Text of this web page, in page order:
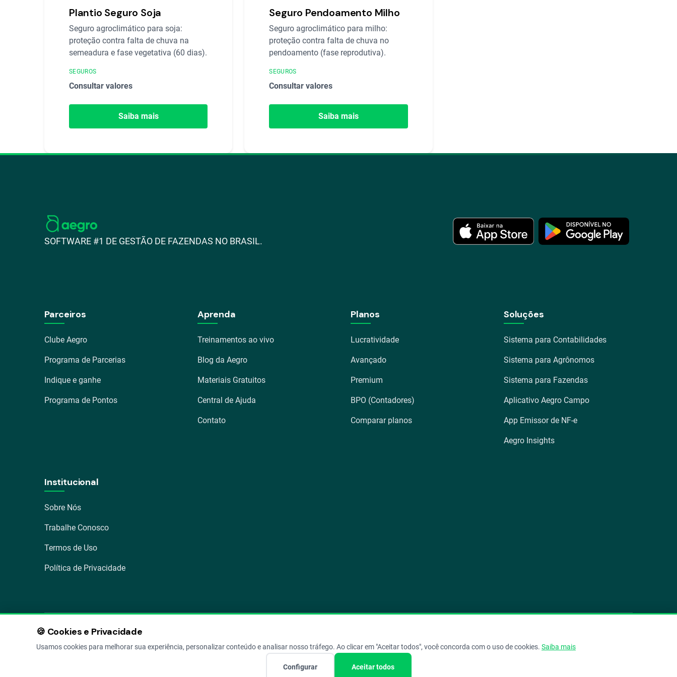
Plantio Seguro Soja
Seguro agroclimático para soja:
proteção contra falta de chuva na
semeadura e fase vegetativa (60 dias).
SEGUROS
Consultar valores
Saiba mais
Seguro Pendoamento Milho
Seguro agroclimático para milho:
proteção contra falta de chuva no
pendoamento (fase reprodutiva).
SEGUROS
Consultar valores
Saiba mais
SOFTWARE #1 DE GESTÃO DE FAZENDAS NO BRASIL.
Parceiros
Clube Aegro
Programa de Parcerias
Indique e ganhe
Programa de Pontos
Aprenda
Treinamentos ao vivo
Blog da Aegro
Materiais Gratuitos
Central de Ajuda
Contato
Planos
Lucratividade
Avançado
Premium
BPO (Contadores)
Comparar planos
Soluções
Sistema para Contabilidades
Sistema para Agrônomos
Sistema para Fazendas
Aplicativo Aegro Campo
App Emissor de NF-e
Aegro Insights
Institucional
Sobre Nós
Trabalhe Conosco
Termos de Uso
Política de Privacidade
play_circle
🍪 Cookies e Privacidade
Usamos cookies para melhorar sua experiência, personalizar conteúdo e analisar nosso tráfego. Ao clicar em "Aceitar todos", você concorda com o uso de cookies. Saiba mais
Configurar Aceitar todos